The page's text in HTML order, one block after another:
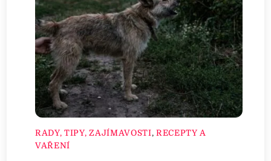
RADY, TIPY, ZAJÍMAVOSTI, RECEPTY A
VAŘENÍ